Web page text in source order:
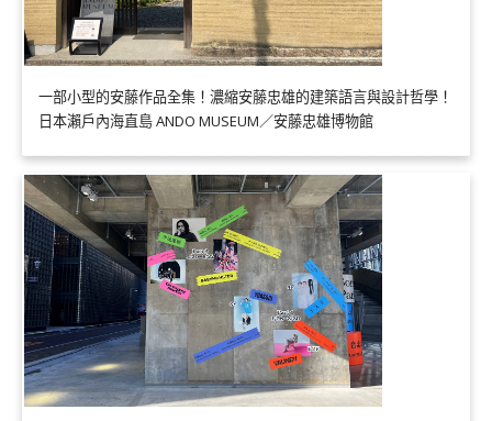
一部小型的安藤作品全集！濃縮安藤忠雄的建築語言與設計哲學！
日本瀨戶內海直島 ANDO MUSEUM／安藤忠雄博物館